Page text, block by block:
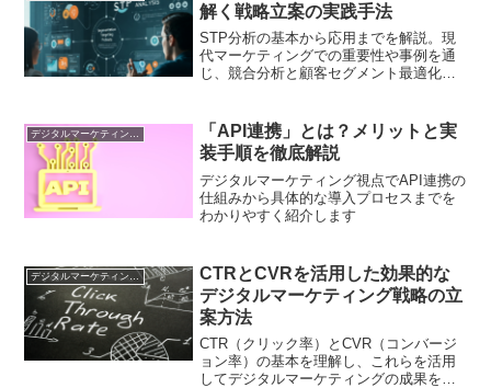
解く戦略立案の実践手法
STP分析の基本から応用までを解説。現
代マーケティングでの重要性や事例を通
じ、競合分析と顧客セグメント最適化を
デジタルマーケティング基礎
「API連携」とは？メリットと実
装手順を徹底解説
デジタルマーケティング視点でAPI連携の
仕組みから具体的な導入プロセスまでを
わかりやすく紹介します
デジタルマーケティング基礎
CTRとCVRを活用した効果的な
デジタルマーケティング戦略の立
案方法
CTR（クリック率）とCVR（コンバージ
ョン率）の基本を理解し、これらを活用
してデジタルマーケティングの成果を高